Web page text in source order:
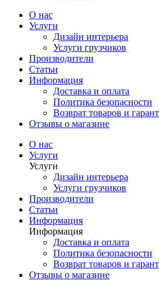
О нас
Услуги
Дизайн интерьера
Услуги грузчиков
Производители
Статьи
Информация
Доставка и оплата
Политика безопасности
Возврат товаров и
Отзывы о магазине
О нас
Услуги
Услуги
Дизайн интерьера
Услуги грузчиков
Производители
Статьи
Информация
Информация
Доставка и оплата
Политика безопасности
Возврат товаров и
Отзывы о магазине